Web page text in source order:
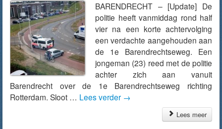
BARENDRECHT – [Update] De
politie heeft vanmiddag rond half
vier na een korte achtervolging
een verdachte aangehouden aan
de 1e Barendrechtseweg. Een
jongeman (23) reed met de politie
achter zich aan vanuit
Barendrecht over de 1e Barendrechtseweg richting
Rotterdam. Sloot … Lees verder →
Lees meer